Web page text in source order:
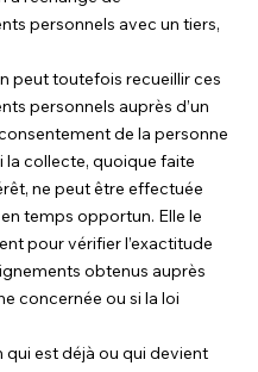
personnels avec un tiers,
peut toutefois recueillir ces
personnels auprès d’un
de la personne
la collecte, quoique faite
ne peut être effectuée
en temps opportun. Elle le
pour vérifier l’exactitude
obtenus auprès
concernée ou si la loi
qui est déjà ou qui devient